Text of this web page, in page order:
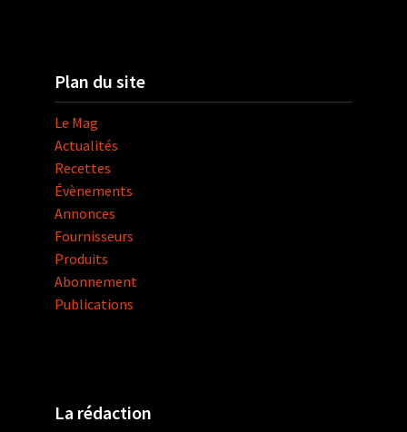
Plan du site
Le Mag
Actualités
Recettes
Évènements
Annonces
Fournisseurs
Produits
Abonnement
Publications
La rédaction